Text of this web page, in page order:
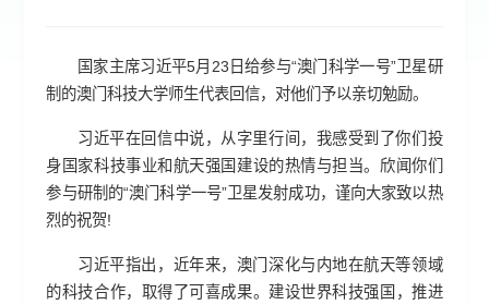
国家主席习近平5月23日给参与“澳门科学一号”卫星研
制的澳门科技大学师生代表回信，对他们予以亲切勉励。
习近平在回信中说，从字里行间，我感受到了你们投
身国家科技事业和航天强国建设的热情与担当。欣闻你们
参与研制的“澳门科学一号”卫星发射成功，谨向大家致以热
烈的祝贺!
习近平指出，近年来，澳门深化与内地在航天等领域
的科技合作，取得了可喜成果。建设世界科技强国，推进